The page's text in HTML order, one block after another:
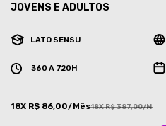
JOVENS E ADULTOS
LATO SENSU
360 A 720H
18X R$ 86,00/Mês18X R$ 387,00/Mês